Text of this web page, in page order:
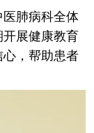
肺病科全体
展健康教育
，帮助患者